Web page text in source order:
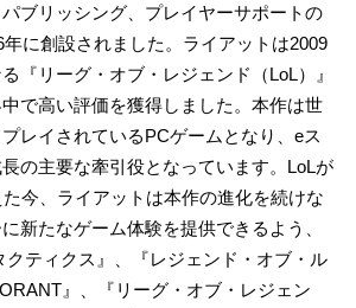
ブリッシング、プレイヤーサポートの
に創設されました。ライアットは2009
『リーグ・オブ・レジェンド（LoL）』
で高い評価を獲得しました。本作は世
レイされているPCゲームとなり、eス
の主要な牽引役となっています。LoLが
今、ライアットは本作の進化を続けな
新たなゲーム体験を提供できるよう、
クティクス』、『レジェンド・オブ・ル
』、『リーグ・オブ・レジェン